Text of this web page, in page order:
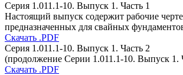
Серия 1.011.1-10. Выпуск 1. Часть 1
Настоящий выпуск содержит рабочие
предназначенных для свайных
Скачать .PDF
Серия 1.011.1-10. Выпуск 1. Часть 2
(продолжение Серии 1.011.1-10. Выпуск 1.
Скачать .PDF